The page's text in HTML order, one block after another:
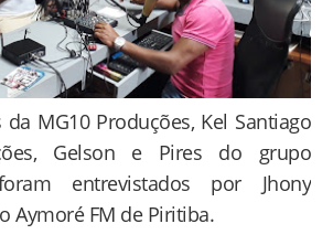
da MG10 Produções, Kel Santiago
Gelson e Pires do grupo
entrevistados por Jhony
Aymoré FM de Piritiba.